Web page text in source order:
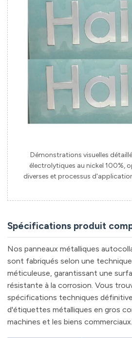
Démonstrations visuelles
électrolytiques au nickel 100%,
diverses et processus
Spécifications produit
Nos panneaux métalliques
sont fabriqués selon une
méticuleuse, garantissant une
résistante à la corrosion. Vous
spécifications techniques
d'étiquettes métalliques en gros
machines et les biens commerciaux.